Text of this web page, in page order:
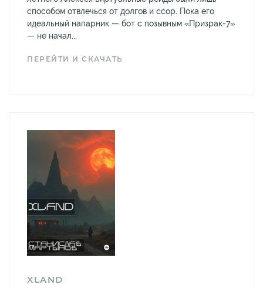
способом отвлечься от долгов и ссор. Пока его
идеальный напарник — бот с позывным «Призрак-7»
— не начал...
ПЕРЕЙТИ И СКАЧАТЬ
XLAND